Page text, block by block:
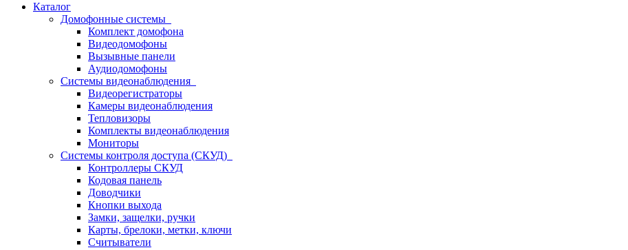
Каталог
Домофонные системы
Комплект домофона
Видеодомофоны
Вызывные панели
Аудиодомофоны
Системы видеонаблюдения
Видеорегистраторы
Камеры видеонаблюдения
Тепловизоры
Комплекты видеонаблюдения
Мониторы
Системы контроля доступа (СКУД)
Контроллеры СКУД
Кодовая панель
Доводчики
Кнопки выхода
Замки, защелки, ручки
Карты, брелоки, метки, ключи
Считыватели